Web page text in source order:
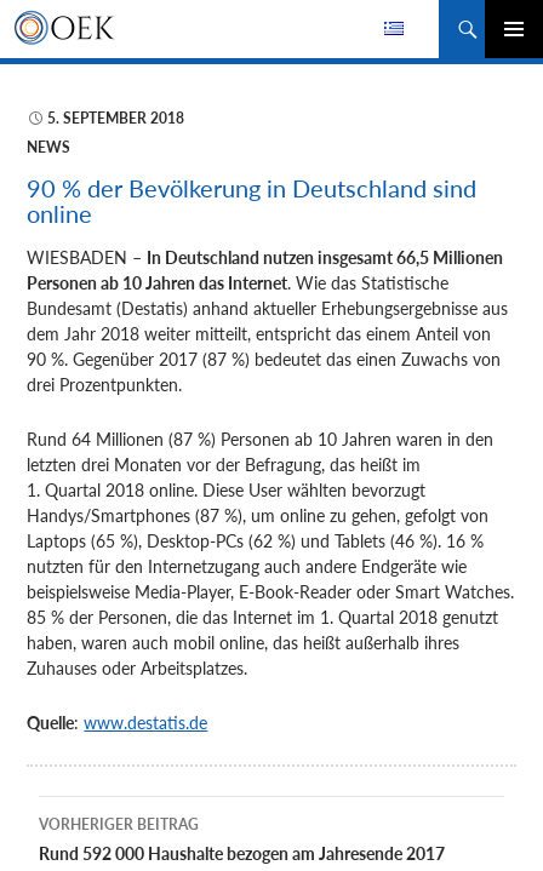
Suchen
ZUM
5. SEPTEMBER 2018
NEWS
90 % der Bevölkerung in Deutschland sind
online
WIESBADEN – In Deutschland nutzen insgesamt 66,5 Millionen
Personen ab 10 Jahren das Internet. Wie das Statistische
Bundesamt (Destatis) anhand aktueller Erhebungsergebnisse aus
dem Jahr 2018 weiter mitteilt, entspricht das einem Anteil von
90 %. Gegenüber 2017 (87 %) bedeutet das einen Zuwachs von
drei Prozentpunkten.
Rund 64 Millionen (87 %) Personen ab 10 Jahren waren in den
letzten drei Monaten vor der Befragung, das heißt im
1. Quartal 2018 online. Diese User wählten bevorzugt
Handys/Smartphones (87 %), um online zu gehen, gefolgt von
Laptops (65 %), Desktop-PCs (62 %) und Tablets (46 %). 16 %
nutzten für den Internetzugang auch andere Endgeräte wie
beispielsweise Media-Player, E-Book-Reader oder Smart Watches.
85 % der Personen, die das Internet im 1. Quartal 2018 genutzt
haben, waren auch mobil online, das heißt außerhalb ihres
Zuhauses oder Arbeitsplatzes.
Quelle:www.destatis.de
Beitragsnavigation
VORHERIGER BEITRAG
Rund 592 000 Haushalte bezogen am Jahresende 2017